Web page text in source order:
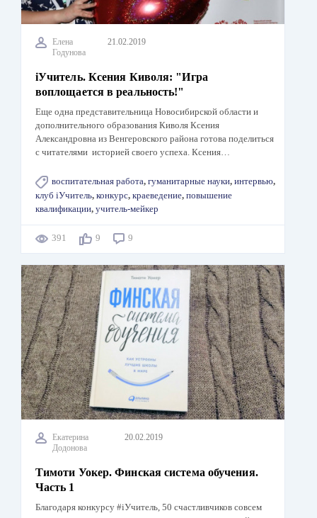
Елена
Годунова
21.02.2019
iУчитель. Ксения Киволя: "Игра
воплощается в реальность!"
Еще одна представительница Новосибирской области и
дополнительного образования Киволя Ксения
Александровна из Венгеровского района готова поделиться
с читателями историей своего успеха. Ксения…
воспитательная работа, гуманитарные науки, интервью,
клуб iУчитель, конкурс, краеведение, повышение
квалификации, учитель-мейкер
391 9 9
Екатерина
Додонова
20.02.2019
Тимоти Уокер. Финская система обучения.
Часть 1
Благодаря конкурсу #iУчитель, 50 счастливчиков совсем